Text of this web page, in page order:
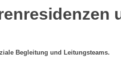
Begleitung und Leitungsteams.